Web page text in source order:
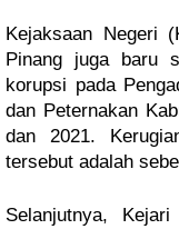
Kejaksaan Negeri
Pinang juga baru
korupsi pada
dan Peternakan
dan 2021.
tersebut adalah
Selanjutnya,